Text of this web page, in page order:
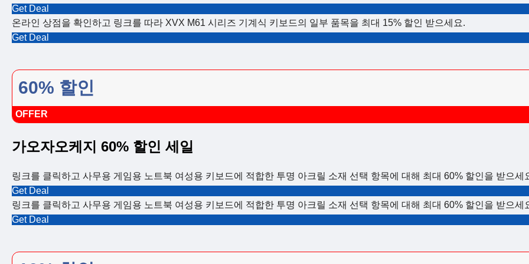
Get Deal
온라인 상점을 확인하고 링크를 따라 XVX M61 시리즈 기계식 키보드의 일부 품목을 최대 15% 할인 받으세요.
Get Deal
60% 할인
OFFER
가오자오케지 60% 할인 세일
링크를 클릭하고 사무용 게임용 노트북 여성용 키보드에 적합한 투명 아크릴 소재 선택 항목에 대해 최대 60% 할인을 받으세
Get Deal
링크를 클릭하고 사무용 게임용 노트북 여성용 키보드에 적합한 투명 아크릴 소재 선택 항목에 대해 최대 60% 할인을 받으세
Get Deal